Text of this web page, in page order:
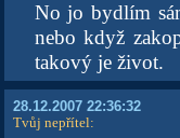
No jo bydlím
nebo když
takový je život.
28.12.2007 22:36:32
Tvůj nepřítel: